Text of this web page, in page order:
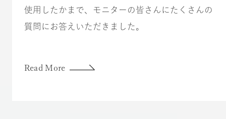
使用したかまで、モニターの皆さんにたくさんの
質問にお答えいただきました。
Read More